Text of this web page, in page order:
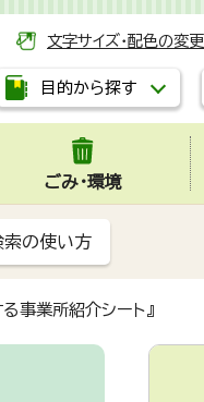
文字サイズ・配色の変更
目的から探す
ごみ・環境
索の使い方
事業所紹介シート』